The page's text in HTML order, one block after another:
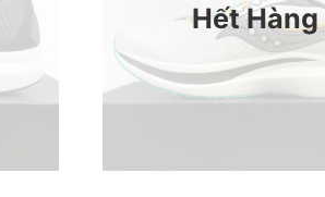
Hết Hàng